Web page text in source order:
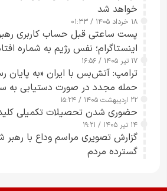
خواهد شد
۱۸ خرداد ۱۴۰۵ / ۰۱:۳۳
پست ساعتی قبل حساب کاربری رهبر
اینستاگرام؛ نفس رژیم به شماره
۱۷ تیر ۱۴۰۵ / ۱۶:۵۶
ترامپ: آتش‌بس با ایران «به پایان
حمله مجدد در صورت دستیابی به
۲۲ اردیبهشت ۱۴۰۵ / ۱۵:۲۴
حضوری شدن تحصیلات تکمیلی
۱۴ تیر ۱۴۰۵ / ۱۹:۲۱
گزارش تصویری مراسم وداع با
گسترده مردم